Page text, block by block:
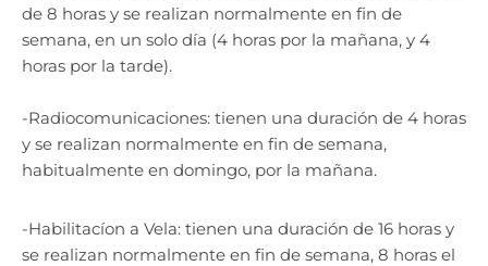
de 8 horas y se realizan normalmente en fin de
semana, en un solo día (4 horas por la mañana, y 4
horas por la tarde).
-Radiocomunicaciones: tienen una duración de 4 horas
y se realizan normalmente en fin de semana,
habitualmente en domingo, por la mañana.
-Habilitacíon a Vela: tienen una duración de 16 horas y
se realizan normalmente en fin de semana, 8 horas el